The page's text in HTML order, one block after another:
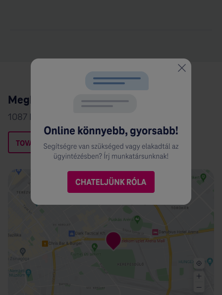
Megközelíthetőség
1087 Budapest, Kerepesi út 9.
TOVÁBBI INFÓK